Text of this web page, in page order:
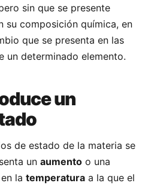
sin que se presente
su composición química, en
que se presenta en las
un determinado elemento.
un
de estado de la materia se
un aumento o una
la temperatura a la que el